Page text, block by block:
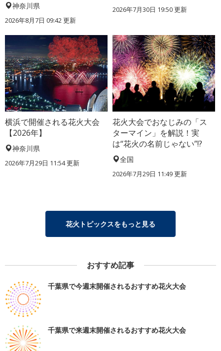
神奈川県
2026年8月7日 09:42 更新
2026年7月30日 19:50 更新
横浜で開催される花火大会
【2026年】
神奈川県
2026年7月29日 11:54 更新
花火大会でおなじみの「ス
ターマイン」を解説！実
は“花火の名前じゃない”!?
全国
2026年7月29日 11:49 更新
花火トピックスをもっと見る
おすすめ記事
千葉県で今週末開催されるおすすめ花火大会
千葉県で来週末開催されるおすすめ花火大会